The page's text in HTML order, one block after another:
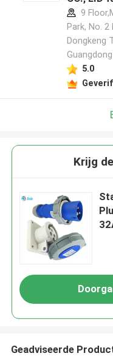
9
Park, No. 2
Dongkeng
5.0
Krijg
Geadviseerde